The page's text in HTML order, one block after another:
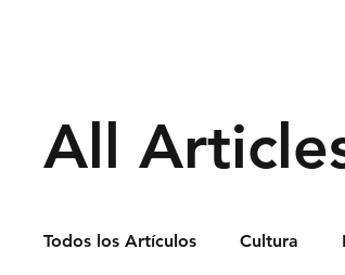
All
Todos los Artículos Cultura